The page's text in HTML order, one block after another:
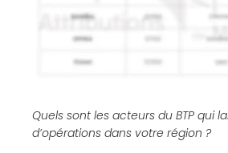
Quels sont les acteurs du BTP qui
d’opérations dans votre région ?